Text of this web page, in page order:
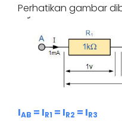
Perhatikan gambar
IAB = IR1 = IR2 = IR3